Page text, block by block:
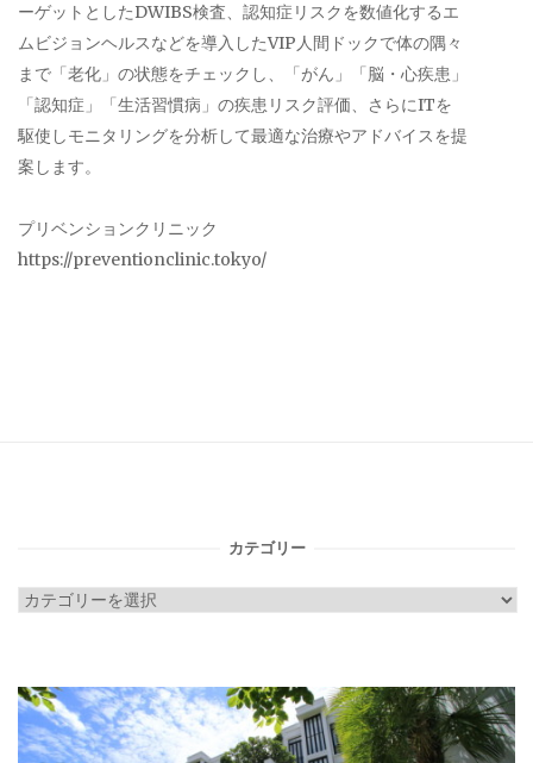
ーゲットとしたDWIBS検査、認知症リスクを数値化するエ
ムビジョンヘルスなどを導入したVIP人間ドックで体の隅々
まで「老化」の状態をチェックし、「がん」「脳・心疾患」
「認知症」「生活習慣病」の疾患リスク評価、さらにITを
駆使しモニタリングを分析して最適な治療やアドバイスを提
案します。
プリベンションクリニック
https://preventionclinic.tokyo/
カテゴリー
カ
リ
ー